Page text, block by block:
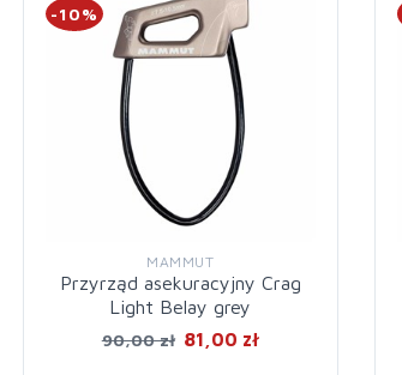
-10%
MAMMUT
Przyrząd asekuracyjny Crag
Light Belay grey
90,00 zł 81,00 zł